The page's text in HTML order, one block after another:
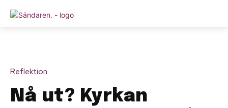
Reflektion
Nå ut? Kyrkan